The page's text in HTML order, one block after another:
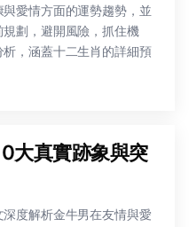
愛情方面的運勢趨勢，並
劃，避開風險，抓住機
，涵蓋十二生肖的詳細預
大真實跡象與突
度解析金牛男在友情與愛